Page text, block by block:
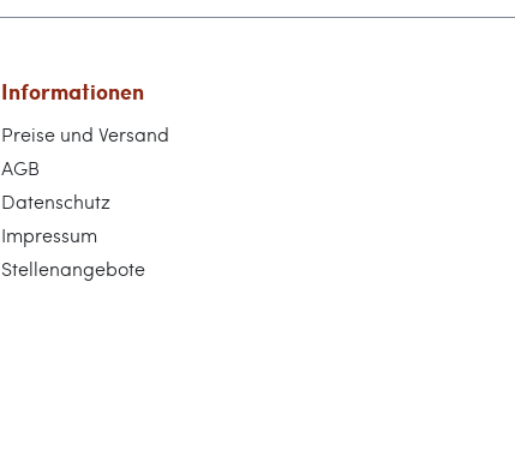
Informationen
Preise und Versand
AGB
Datenschutz
Impressum
Stellenangebote